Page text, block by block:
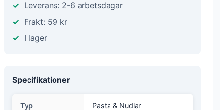
Leverans: 2-6 arbetsdagar
Frakt: 59 kr
I lager
Specifikationer
Typ Pasta & Nudlar